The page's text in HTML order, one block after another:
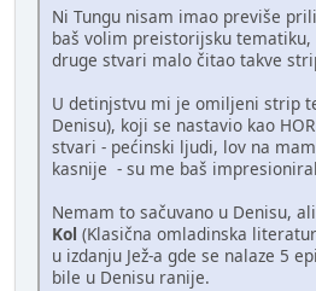
Ni Tungu nisam imao previše
baš volim preistorijsku tematiku,
druge stvari malo čitao takve
U detinjstvu mi je omiljeni strip
Denisu), koji se nastavio kao
stvari - pećinski ljudi, lov na
kasnije - su me baš
Nemam to sačuvano u Denisu,
Kol (Klasična omladinska
u izdanju Jež-a gde se nalaze 5
bile u Denisu ranije.